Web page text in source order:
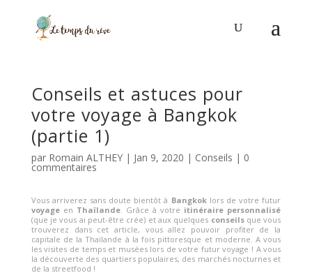
Conseils et astuces pour
votre voyage à Bangkok
(partie 1)
par Romain ALTHEY| Jan 9, 2020 | Conseils | 0
commentaires
Vous arriverez sans doute bientôt à Bangkoklors de votre futur
voyageen Thaïlande. Grâce à votre itinéraire personnalisé
(que je vous ai peut-être crée) et aux quelques conseilsque vous
trouverez dans cet article, vous allez pouvoir profiter de la
capitale de la Thaïlande à la fois pittoresque et moderne. A vous
les visites de temps et musées lors de votre futur voyage ! A vous
la découverte des quartiers populaires, des marchés nocturnes et
de la streetfood !